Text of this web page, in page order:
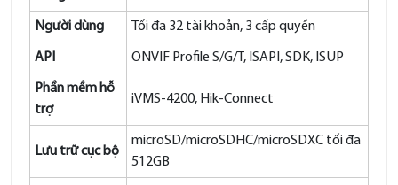
Người dùng Tối đa 32 tài khoản, 3 cấp quyền
API ONVIF Profile S/G/T, ISAPI, SDK, ISUP
Phần mềm hỗ
trợ
iVMS-4200, Hik-Connect
Lưu trữ cục bộ
microSD/microSDHC/microSDXC tối đa
512GB